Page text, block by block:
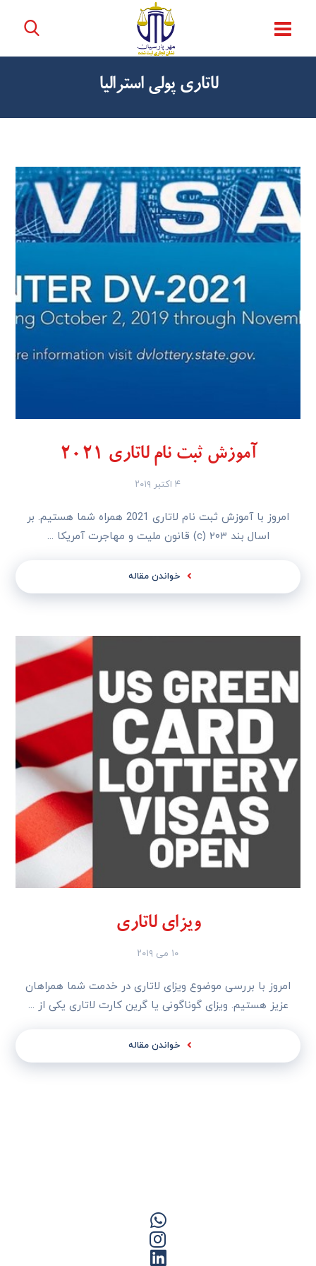
لاتاری پولی استرالیا
آموزش ثبت نام لاتاری 2021
۴ اکتبر ۲۰۱۹
امروز با آموزش ثبت نام لاتاری 2021 همراه شما هستیم. بر
اسال بند ۲۰۳ (c) قانون ملیت و مهاجرت آمریکا ...
خواندن مقاله
ویزای لاتاری
۱۰ می ۲۰۱۹
امروز با بررسی موضوع ویزای لاتاری در خدمت شما همراهان
عزیز هستیم. ویزای گوناگونی یا گرین کارت لاتاری یکی از ...
خواندن مقاله